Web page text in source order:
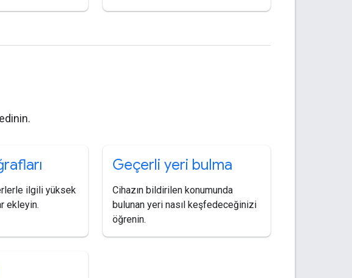
ilgili yüksek
ekleyin.
Geçerli yeri bulma
Cihazın bildirilen konumunda
bulunan yeri nasıl keşfedeceğinizi
öğrenin.